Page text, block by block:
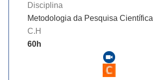
Disciplina
Metodologia da Pesquisa Científica
C.H
60h